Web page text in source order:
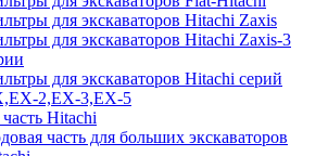
для экскаваторов Hitachi Zaxis
для экскаваторов Hitachi Zaxis-3
для экскаваторов Hitachi серий
2,EX-3,EX-5
Hitachi
часть для больших экскаваторов